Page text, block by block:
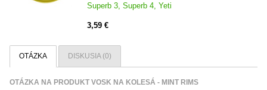
Superb 3, Superb 4, Yeti
3,59 €
OTÁZKA DISKUSIA (0)
OTÁZKA NA PRODUKT VOSK NA KOLESÁ - MINT RIMS